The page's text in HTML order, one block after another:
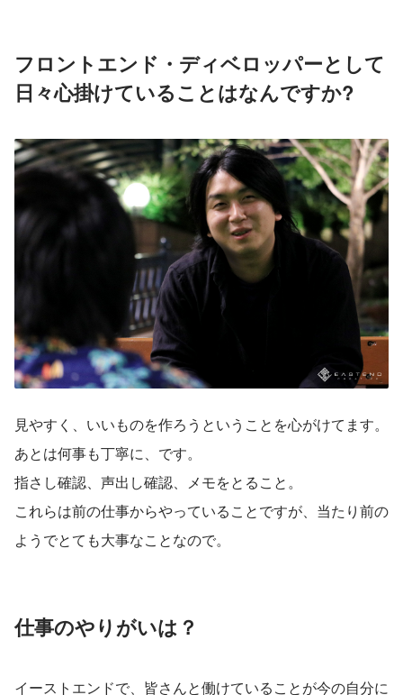
フロントエンド・ディベロッパーとして
日々心掛けていることはなんですか?
見やすく、いいものを作ろうということを心がけてます。
あとは何事も丁寧に、です。
指さし確認、声出し確認、メモをとること。
これらは前の仕事からやっていることですが、当たり前の
ようでとても大事なことなので。
仕事のやりがいは？
イーストエンドで、皆さんと働けていることが今の自分に